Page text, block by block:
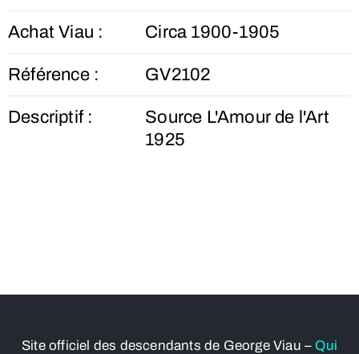
Achat Viau : Circa 1900-1905
Référence : GV2102
Descriptif :
Source L'Amour de l'Art
1925
Site officiel des descendants de George Viau – Qui